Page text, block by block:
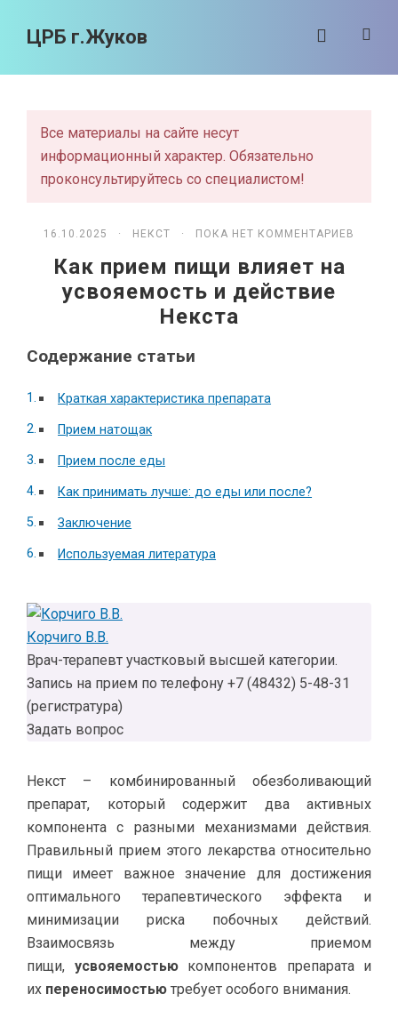
ЦРБ г.Жуков
Все материалы на сайте несут
информационный характер. Обязательно
проконсультируйтесь со специалистом!
16.10.2025 · НЕКСТ · ПОКА НЕТ КОММЕНТАРИЕВ
Как прием пищи влияет на
усвояемость и действие
Некста
Содержание статьи
Краткая характеристика препарата
Прием натощак
Прием после еды
Как принимать лучше: до еды или после?
Заключение
Используемая литература
Корчиго В.В.
Врач-терапевт участковый высшей категории.
Запись на прием по телефону +7 (48432) 5-48-31
(регистратура)
Задать вопрос
Некст – комбинированный обезболивающий
препарат, который содержит два активных
компонента с разными механизмами действия.
Правильный прием этого лекарства относительно
пищи имеет важное значение для достижения
оптимального терапевтического эффекта и
минимизации риска побочных действий.
Взаимосвязь между приемом
пищи, усвояемостьюкомпонентов препарата и
их переносимостью требует особого внимания.